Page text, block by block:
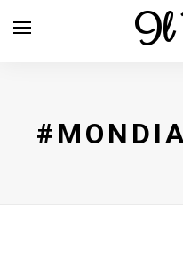
Il